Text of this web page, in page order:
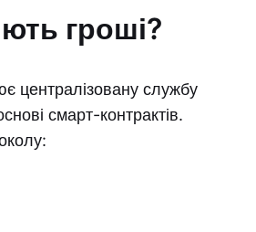
гроші?
централізовану службу
смарт-контрактів.